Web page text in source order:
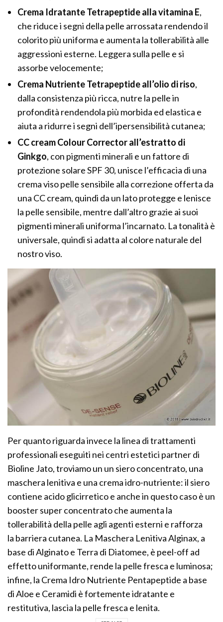
Crema Idratante Tetrapeptidealla vitamina E,
che riduce i segni della pelle arrossata rendendo il
colorito più uniforma e aumenta la tollerabilità alle
aggressioni esterne. Leggera sulla pelle e si
assorbe velocemente;
Crema Nutriente Tetrapeptide all’olio di riso,
dalla consistenza più ricca, nutre la pelle in
profondità rendendola più morbida ed elastica e
aiuta a ridurre i segni dell’ipersensibilità cutanea;
CC cream Colour Corrector all’estratto di
Ginkgo, con pigmenti minerali e un fattore di
protezione solare SPF 30, unisce l’efficacia di una
crema viso pelle sensibile alla correzione offerta da
una CC cream, quindi da un lato protegge e lenisce
la pelle sensibile, mentre dall’altro grazie ai suoi
pigmenti minerali uniforma l’incarnato. La tonalità è
universale, quindi si adatta al colore naturale del
nostro viso.
Per quanto riguarda invece la linea di trattamenti
professionali eseguiti nei centri estetici partner di
Bioline Jato, troviamo un un siero concentrato, una
maschera lenitiva e una crema idro-nutriente: il siero
contiene acido glicirretico e anche in questo caso è un
booster super concentrato che aumenta la
tollerabilità della pelle agli agenti esterni e rafforza
la barriera cutanea. La Maschera Lenitiva Alginax, a
base di Alginato e Terra di Diatomee, è peel-off ad
effetto uniformante, rende la pelle fresca e luminosa;
infine, la Crema Idro Nutriente Pentapeptide a base
di Aloe e Ceramidi è fortemente idratante e
restitutiva, lascia la pelle fresca e lenita.